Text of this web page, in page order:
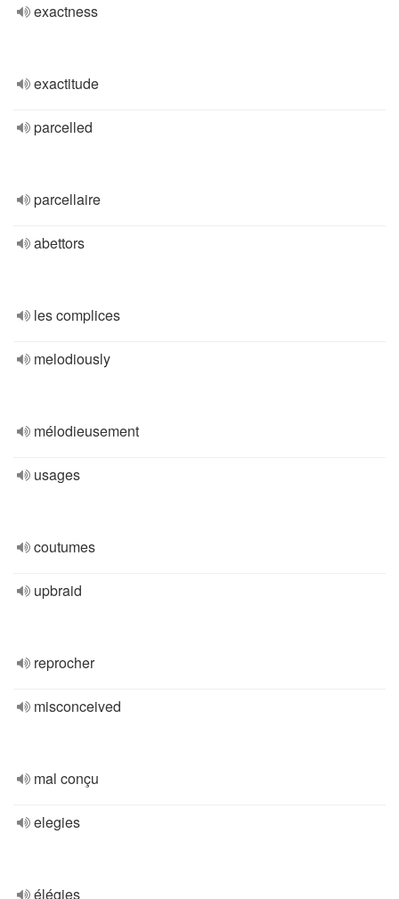
exactness
exactitude
parcelled
parcellaire
abettors
les complices
melodiously
mélodieusement
usages
coutumes
upbraid
reprocher
misconceived
mal conçu
elegies
élégies